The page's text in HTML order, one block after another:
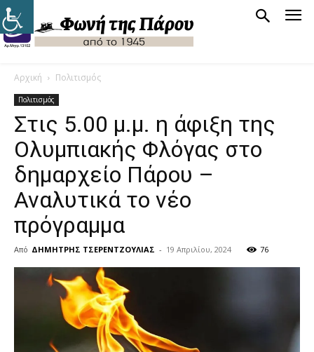
Αρχική Πολιτισμός
Πολιτισμός
Στις 5.00 μ.μ. η άφιξη της
Ολυμπιακής Φλόγας στο
δημαρχείο Πάρου –
Αναλυτικά το νέο
πρόγραμμα
Από ΔΗΜΗΤΡΗΣ ΤΣΕΡΕΝΤΖΟΥΛΙΑΣ - 19 Απριλίου, 2024 76